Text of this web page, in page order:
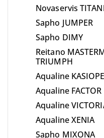
Novaservis
Sapho JUMPER
Sapho DIMY
Reitano
TRIUMPH
Aqualine
Aqualine FACTOR
Aqualine
Aqualine XENIA
Sapho MIXONA